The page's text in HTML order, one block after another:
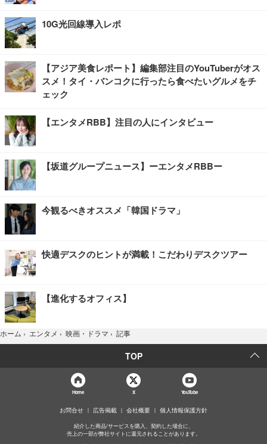
10G光回線導入レポ
【アジア美食レポート】編集部注目のYouTuberがオス
スメ！タイ・バンコクに行ったら食べたいグルメをチ
ェック
【エンタメRBB】注目の人にインタビュー
【坂道グループニュース】ーエンタメRBBー
今観るべきオススメ「韓国ドラマ」
快適デスクのヒントが満載！こだわりデスクツアー
【進化するオフィス】
ホーム › エンタメ › 映画・ドラマ › 記事
TOP
Home X YouTube
お問合せ 広告掲載 会社概要 個人情報保護方針
紹介した商品/サービスを購入、契約した場合に、
売上の一部が弊社サイトに還元されることがあります。